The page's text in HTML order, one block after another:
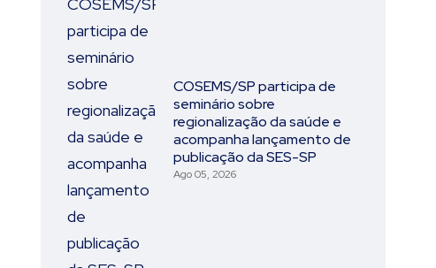
COSEMS/SP participa de
seminário sobre
regionalização da saúde e
acompanha lançamento de
publicação da SES-SP
Ago 05, 2026